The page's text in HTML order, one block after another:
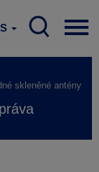
skleněné antény